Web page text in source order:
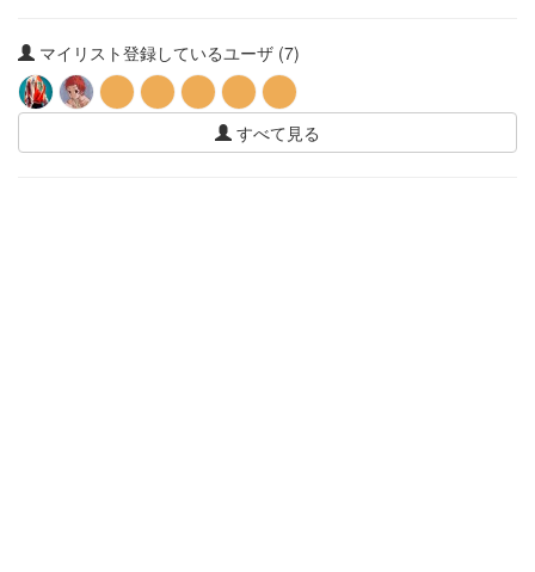
マイリスト登録しているユーザ (7)
すべて見る